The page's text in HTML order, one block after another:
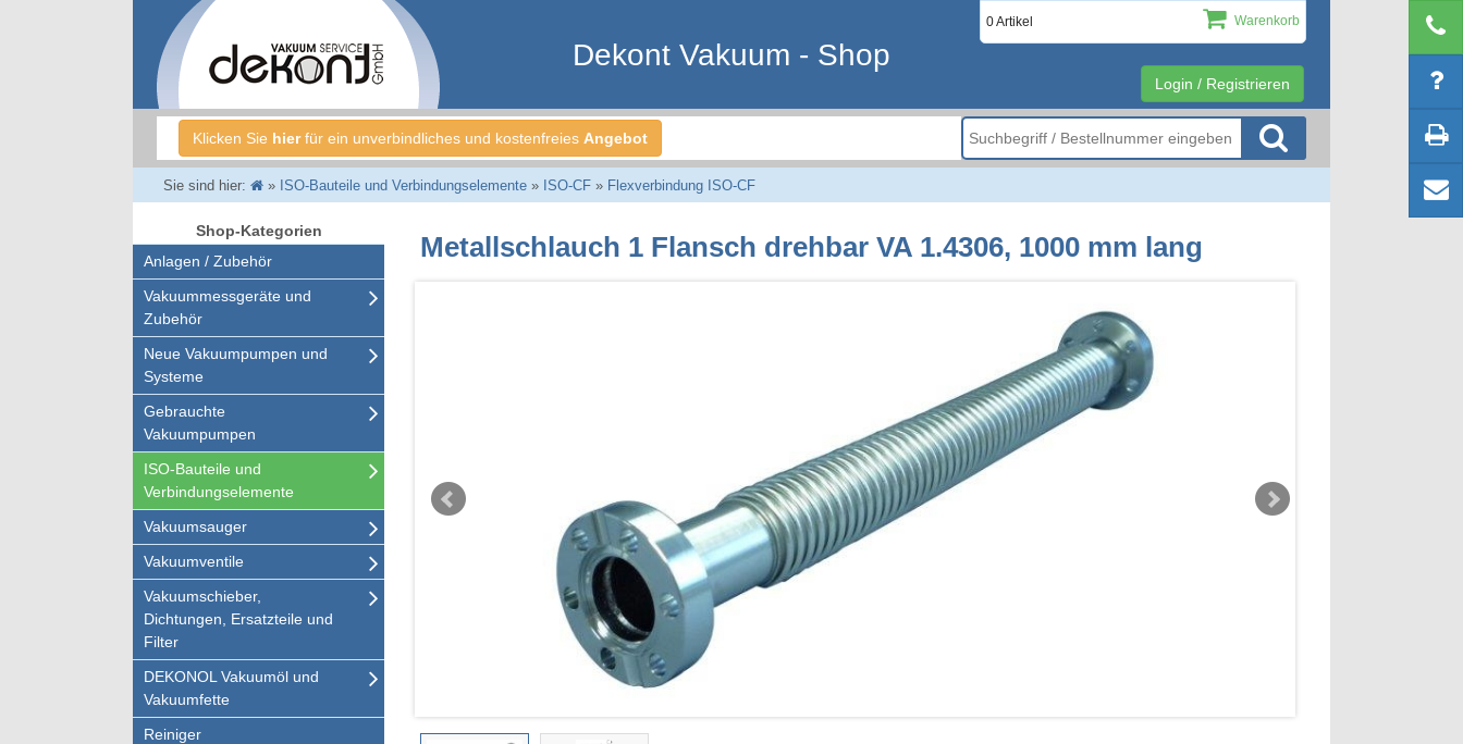
Login / Registrieren
0 Artikel Warenkorb
Dekont Vakuum - Shop
Klicken Sie hierfür ein unverbindliches und kostenfreies Angebot
Sie sind hier: » ISO-Bauteile und Verbindungselemente» ISO-CF» Flexverbindung ISO-CF
Shop-Kategorien
Anlagen / Zubehör
Vakuummessgeräte und
Zubehör
Neue Vakuumpumpen und
Systeme
Gebrauchte
Vakuumpumpen
ISO-Bauteile und
Verbindungselemente
Vakuumsauger
Vakuumventile
Vakuumschieber,
Dichtungen, Ersatzteile und
Filter
DEKONOL Vakuumöl und
Vakuumfette
Reiniger
Metallschlauch 1 Flansch drehbar VA 1.4306, 1000 mm lang